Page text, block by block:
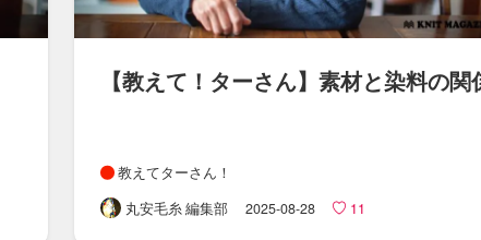
【教えて！​ターさん​】素材と​染料の​関
教えてターさん！
丸安毛糸 編集部
2025-08-28 11